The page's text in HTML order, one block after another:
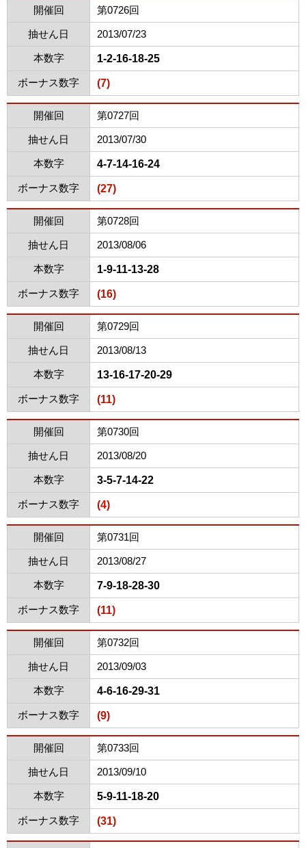
開催回 第0726回
抽せん日 2013/07/23
本数字 1-2-16-18-25
ボーナス数字 (7)
開催回 第0727回
抽せん日 2013/07/30
本数字 4-7-14-16-24
ボーナス数字 (27)
開催回 第0728回
抽せん日 2013/08/06
本数字 1-9-11-13-28
ボーナス数字 (16)
開催回 第0729回
抽せん日 2013/08/13
本数字 13-16-17-20-29
ボーナス数字 (11)
開催回 第0730回
抽せん日 2013/08/20
本数字 3-5-7-14-22
ボーナス数字 (4)
開催回 第0731回
抽せん日 2013/08/27
本数字 7-9-18-28-30
ボーナス数字 (11)
開催回 第0732回
抽せん日 2013/09/03
本数字 4-6-16-29-31
ボーナス数字 (9)
開催回 第0733回
抽せん日 2013/09/10
本数字 5-9-11-18-20
ボーナス数字 (31)